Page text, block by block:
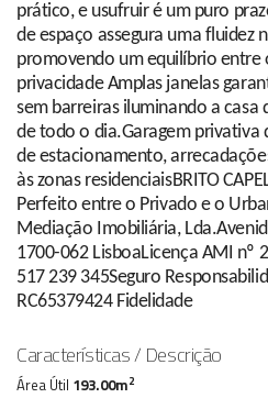
prático, e usufruir é um puro
de espaço assegura uma fluidez
promovendo um equilíbrio entre
privacidade Amplas janelas
sem barreiras iluminando a
de todo o dia.Garagem privativa
de estacionamento,
às zonas residenciaisBRITO
Perfeito entre o Privado e o
Mediação Imobiliária,
1700-062 LisboaLicença AMI nº
517 239 345Seguro
RC65379424 Fidelidade
Características / Descrição
Área Útil 193.00m2